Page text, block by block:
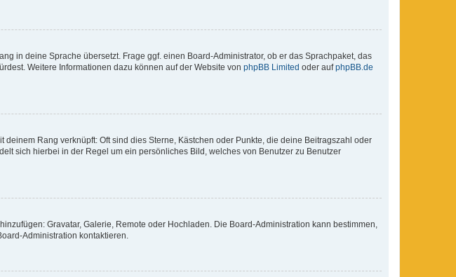
in deine Sprache übersetzt. Frage ggf. einen Board-Administrator, ob er das Sprachpaket, das
Weitere Informationen dazu können auf der Website von phpBB Limited oder aufphpBB.de
Rang verknüpft: Oft sind dies Sterne, Kästchen oder Punkte, die deine Beitragszahl oder
sich hierbei in der Regel um ein persönliches Bild, welches von Benutzer zu Benutzer
Gravatar, Galerie, Remote oder Hochladen. Die Board-Administration kann bestimmen,
Administration kontaktieren.